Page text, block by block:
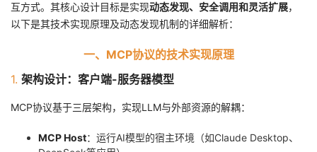
发
我
互方式。其核心设计目标是实现动态发现、安全调用和灵活扩展，
以下是其技术实现原理及动态发现机制的详细解析：
一、MCP协议的技术实现原理
1. 架构设计：客户端-服务器模型
MCP协议基于三层架构，实现LLM与外部资源的解耦：
MCP Host：运行AI模型的宿主环境（如Claude Desktop、